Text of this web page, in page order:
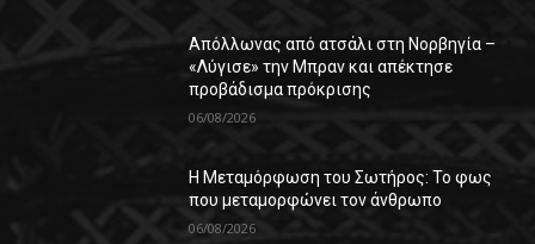
Απόλλωνας από ατσάλι στη Νορβηγία –
«Λύγισε» την Μπραν και απέκτησε
προβάδισμα πρόκρισης
06/08/2026
Η Μεταμόρφωση του Σωτήρος: Το φως
που μεταμορφώνει τον άνθρωπο
06/08/2026